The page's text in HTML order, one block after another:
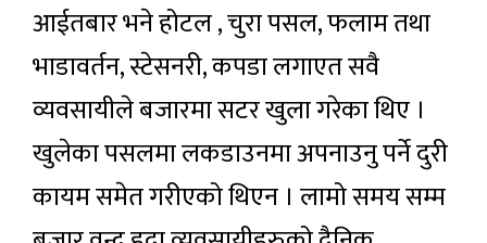
आईतबार भने होटल , चुरा पसल, फलाम तथा
भाडावर्तन, स्टेसनरी, कपडा लगाएत सवै
व्यवसायीले बजारमा सटर खुला गरेका थिए ।
खुलेका पसलमा लकडाउनमा अपनाउनु पर्ने दुरी
कायम समेत गरीएको थिएन । लामो समय सम्म